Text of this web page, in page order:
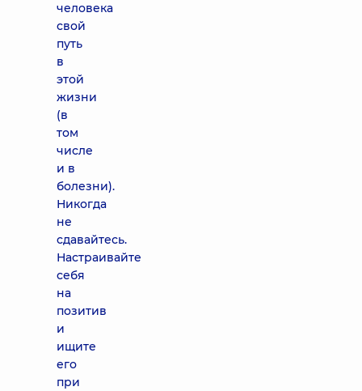
человека
свой
путь
в
этой
жизни
(в
том
числе
и в
болезни).
Никогда
не
сдавайтесь.
Настраивайте
себя
на
позитив
и
ищите
его
при